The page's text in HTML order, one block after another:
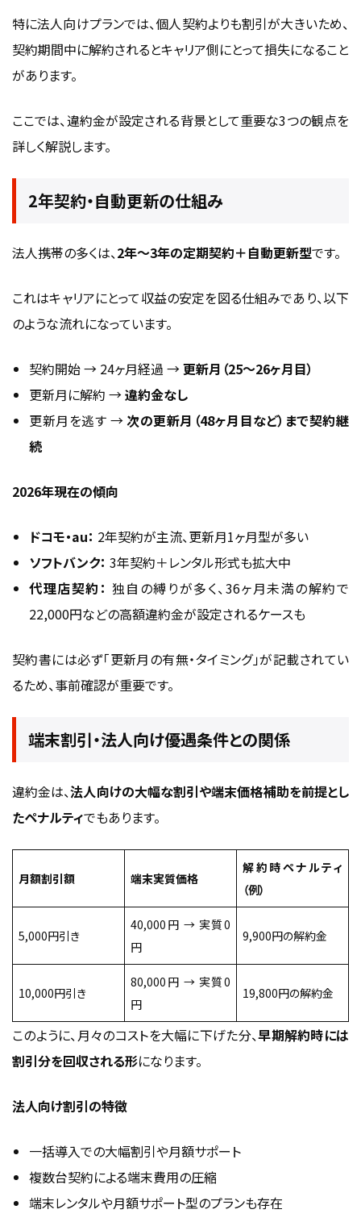
特に法人向けプランでは、個人契約よりも割引が大きいため、
契約期間中に解約されるとキャリア側にとって損失になること
があります。
ここでは、違約金が設定される背景として重要な3つの観点を
詳しく解説します。
2年契約・自動更新の仕組み
法人携帯の多くは、2年〜3年の定期契約＋自動更新型です。
これはキャリアにとって収益の安定を図る仕組みであり、以下
のような流れになっています。
契約開始 → 24ヶ月経過 →更新月（25〜26ヶ月目）
更新月に解約 →違約金なし
更新月を逃す →次の更新月（48ヶ月目など）まで契約継
続
2026年現在の傾向
ドコモ・au： 2年契約が主流、更新月1ヶ月型が多い
ソフトバンク： 3年契約＋レンタル形式も拡大中
代理店契約： 独自の縛りが多く、36ヶ月未満の解約で
22,000円などの高額違約金が設定されるケースも
契約書には必ず「更新月の有無・タイミング」が記載されてい
るため、事前確認が重要です。
端末割引・法人向け優遇条件との関係
違約金は、法人向けの大幅な割引や端末価格補助を前提とし
たペナルティでもあります。
月額割引額 端末実質価格
解約時ペナルティ
（例）
5,000円引き
40,000円 → 実質0
円
9,900円の解約金
10,000円引き
80,000円 → 実質0
円
19,800円の解約金
このように、月々のコストを大幅に下げた分、早期解約時には
割引分を回収される形になります。
法人向け割引の特徴
一括導入での大幅割引や月額サポート
複数台契約による端末費用の圧縮
端末レンタルや月額サポート型のプランも存在